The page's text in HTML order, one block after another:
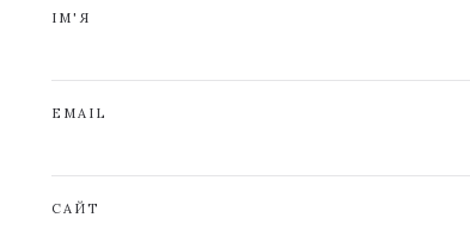
ІМ'Я
EMAIL
САЙТ